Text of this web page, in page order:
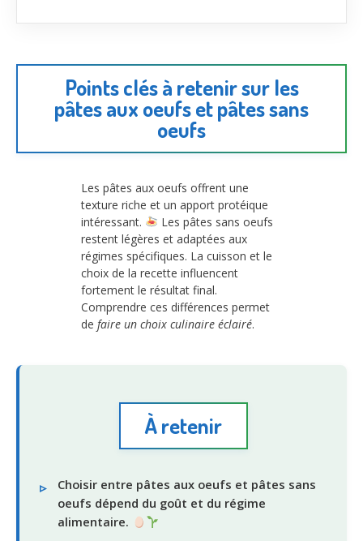
Points clés à retenir sur les
pâtes aux oeufs et pâtes sans
oeufs
Les pâtes aux oeufs offrent une
texture riche et un apport protéique
intéressant.
Les pâtes sans oeufs
restent légères et adaptées aux
régimes spécifiques. La cuisson et le
choix de la recette influencent
fortement le résultat final.
Comprendre ces différences permet
de faire un choix culinaire éclairé.
À retenir
Choisir entre pâtes aux oeufs et pâtes sans
oeufs dépend du goût et du régime
alimentaire.